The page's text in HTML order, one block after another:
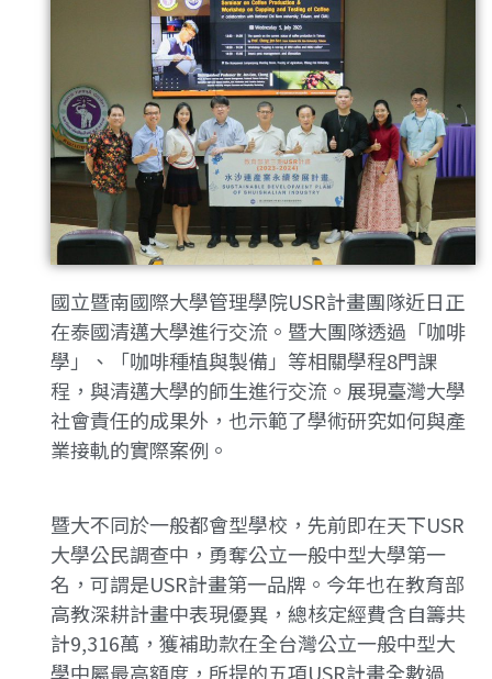
國立暨南國際大學管理學院USR計畫團隊近日正
在泰國清邁大學進行交流。暨大團隊透過「咖啡
學」、「咖啡種植與製備」等相關學程8門課
程，與清邁大學的師生進行交流。展現臺灣大學
社會責任的成果外，也示範了學術研究如何與產
業接軌的實際案例。
暨大不同於一般都會型學校，先前即在天下USR
大學公民調查中，勇奪公立一般中型大學第一
名，可謂是USR計畫第一品牌。今年也在教育部
高教深耕計畫中表現優異，總核定經費含自籌共
計9,316萬，獲補助款在全台灣公立一般中型大
學中屬最高額度，所提的五項USR計畫全數過